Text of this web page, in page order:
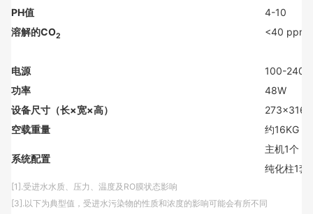
PH值
4-10
溶解的CO2 <40 ppm
电源
100-
功率
48W
设备尺寸（长×宽×高）
空载重量
约16KG
系统配置
主机1个
纯化柱1套
[1].受进水水质、压力、温度及RO膜状态影响
[3].以下为典型值，受进水污染物的性质和浓度的影响可能会有所不同